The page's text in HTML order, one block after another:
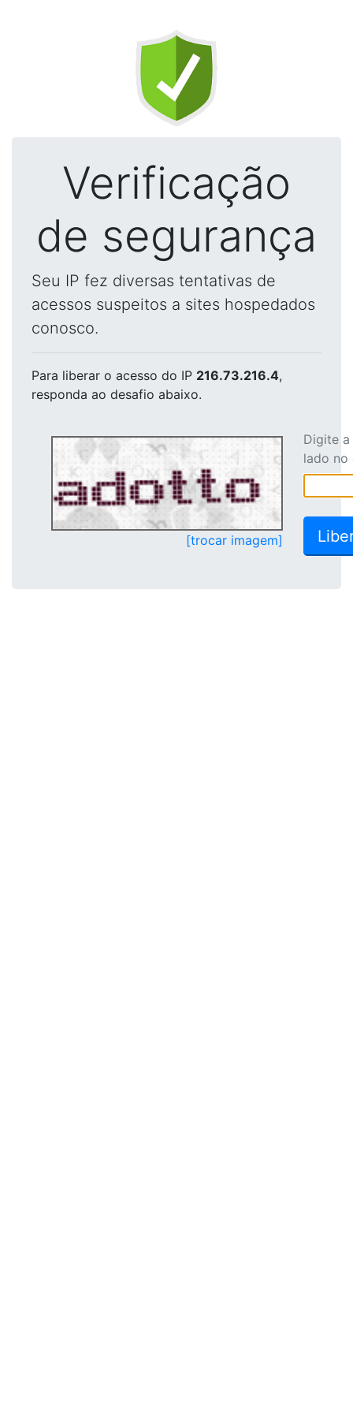
Verificação
de segurança
Seu IP fez diversas tentativas de
acessos suspeitos a sites hospedados
conosco.
Para liberar o acesso do IP 216.73.216.4,
responda ao desafio abaixo.
[trocar imagem]
Digite
lado no